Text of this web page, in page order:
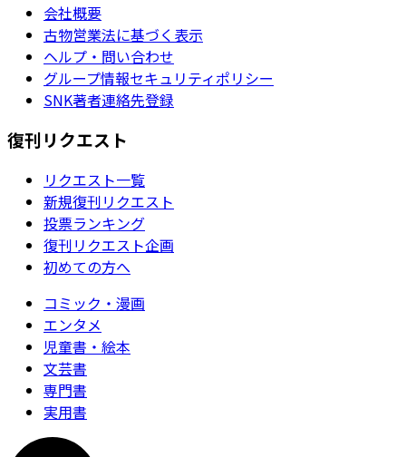
会社概要
古物営業法に基づく表示
ヘルプ・問い合わせ
グループ情報セキュリティポリシー
SNK著者連絡先登録
復刊リクエスト
リクエスト一覧
新規復刊リクエスト
投票ランキング
復刊リクエスト企画
初めての方へ
コミック・漫画
エンタメ
児童書・絵本
文芸書
専門書
実用書